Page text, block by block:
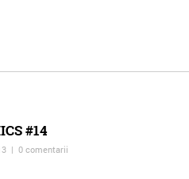
#14
| 0 comentarii